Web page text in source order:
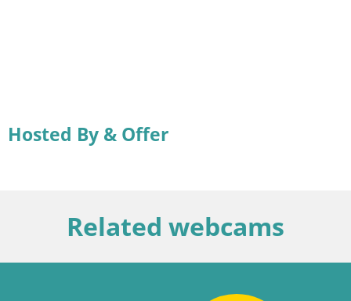
Hosted By & Offer
Related webcams